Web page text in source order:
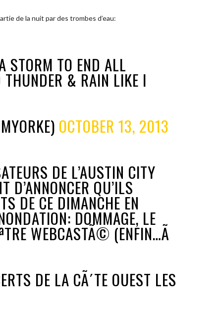
de la nuit par des trombes d’eau:
STORM TO END ALL
& RAIN LIKE I
OCTOBER 13, 2013
DE L’AUSTIN CITY
D’ANNONCER QU’ILS
DE CE DIMANCHE EN
DOMMAGE, LE
WEBCASTÃ© (ENFIN…Ã
DE LA CÃ´TE OUEST LES